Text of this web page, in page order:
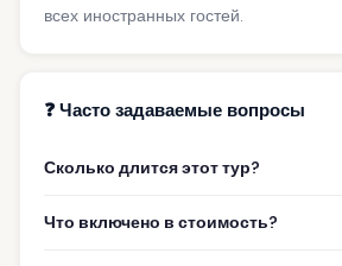
всех иностранных гостей.
❓ Часто задаваемые вопросы
Сколько длится этот тур?
Что включено в стоимость?